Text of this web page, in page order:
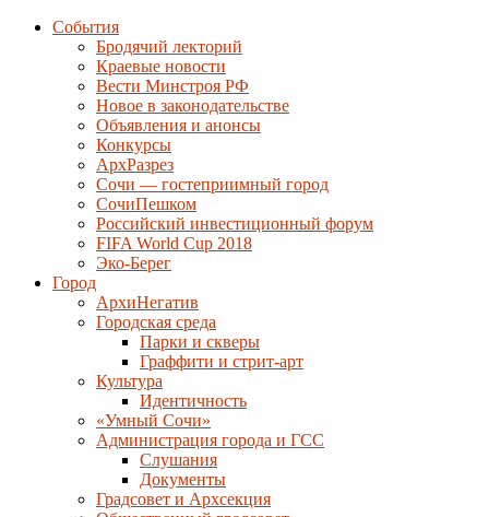
События
Бродячий лекторий
Краевые новости
Вести Минстроя РФ
Новое в законодательстве
Объявления и анонсы
Конкурсы
АрхРазрез
Сочи — гостеприимный город
СочиПешком
Российский инвестиционный форум
FIFA World Cup 2018
Эко-Берег
Город
АрхиНегатив
Городская среда
Парки и скверы
Граффити и стрит-арт
Культура
Идентичность
«Умный Сочи»
Администрация города и ГСС
Слушания
Документы
Градсовет и Архсекция